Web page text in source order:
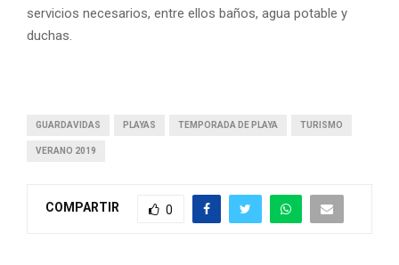
servicios necesarios, entre ellos baños, agua potable y
duchas.
GUARDAVIDAS PLAYAS TEMPORADA DE PLAYA TURISMO
VERANO 2019
COMPARTIR 0